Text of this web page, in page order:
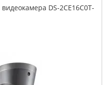
DS-2CE16C0T-